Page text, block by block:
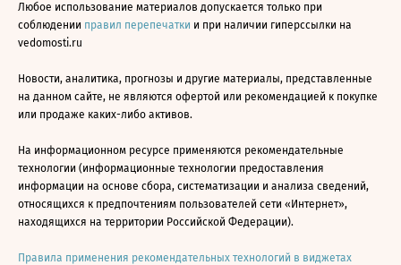
Любое использование материалов допускается только при
соблюдении правил перепечатки и при наличии гиперссылки на
vedomosti.ru
Новости, аналитика, прогнозы и другие материалы, представленные
на данном сайте, не являются офертой или рекомендацией к покупке
или продаже каких-либо активов.
На информационном ресурсе применяются рекомендательные
технологии (информационные технологии предоставления
информации на основе сбора, систематизации и анализа сведений,
относящихся к предпочтениям пользователей сети «Интернет»,
находящихся на территории Российской Федерации).
Правила применения рекомендательных технологий в виджетах